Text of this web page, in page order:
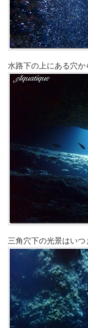
水路下の上にある穴か
三角穴下の光景はいつ